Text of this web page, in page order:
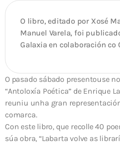
O libro, editado por Xosé
Manuel Varela, foi
Galaxia en colaboración co
O pasado sábado presentouse
“Antoloxía Poética” de Enrique
reuniu unha gran
comarca.
Con este libro, que recolle 40
súa obra, “Labarta volve as